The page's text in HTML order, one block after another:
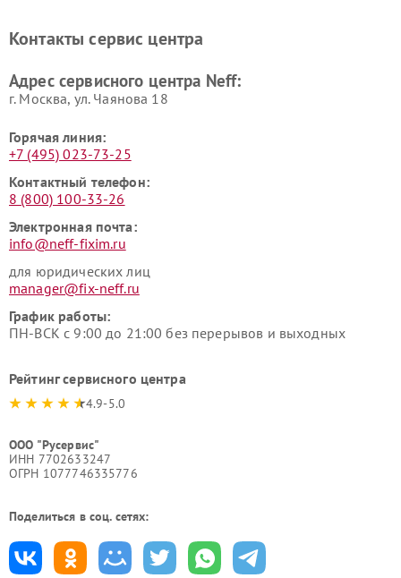
Контакты сервис центра
Адрес сервисного центра Neff:
г. Москва, ул. Чаянова 18
Горячая линия:
+7 (495) 023-73-25
Контактный телефон:
8 (800) 100-33-26
Электронная почта:
info@neff-fixim.ru
для юридических лиц
manager@fix-neff.ru
График работы:
ПН-ВСК с 9:00 до 21:00 без перерывов и выходных
Рейтинг сервисного центра
4.9-5.0
ООО "Русервис"
ИНН 7702633247
ОГРН 1077746335776
Поделиться в соц. сетях: